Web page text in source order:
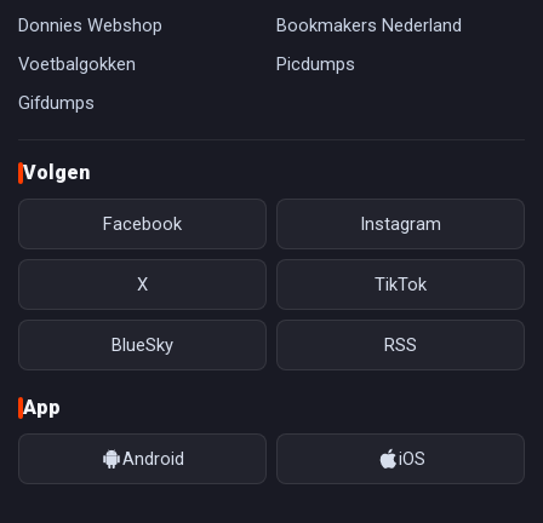
Donnies Webshop
Bookmakers Nederland
Voetbalgokken
Picdumps
Gifdumps
Volgen
Facebook Instagram
X TikTok
BlueSky RSS
App
Android iOS